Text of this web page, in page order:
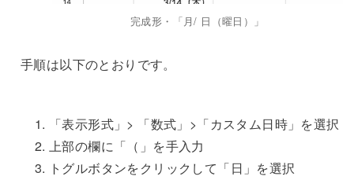
完成形・「月/ 日（曜日）」
手順は以下のとおりです。
「表示形式」> 「数式」>「カスタム日時」を選択
上部の欄に「（」を手入力
トグルボタンをクリックして「日」を選択